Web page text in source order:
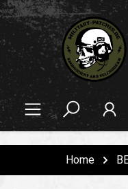
springen
Home